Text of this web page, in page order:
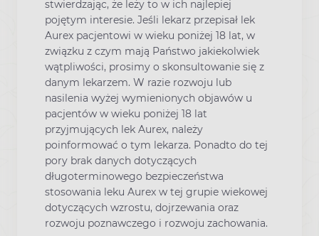
stwierdzając, że leży to w ich najlepiej
pojętym interesie. Jeśli lekarz przepisał lek
Aurex pacjentowi w wieku poniżej 18 lat, w
związku z czym mają Państwo jakiekolwiek
wątpliwości, prosimy o skonsultowanie się z
danym lekarzem. W razie rozwoju lub
nasilenia wyżej wymienionych objawów u
pacjentów w wieku poniżej 18 lat
przyjmujących lek Aurex, należy
poinformować o tym lekarza. Ponadto do tej
pory brak danych dotyczących
długoterminowego bezpieczeństwa
stosowania leku Aurex w tej grupie wiekowej
dotyczących wzrostu, dojrzewania oraz
rozwoju poznawczego i rozwoju zachowania.